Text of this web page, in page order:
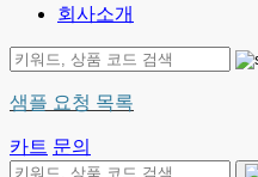
회사소개
샘플 요청 목록
카트 문의